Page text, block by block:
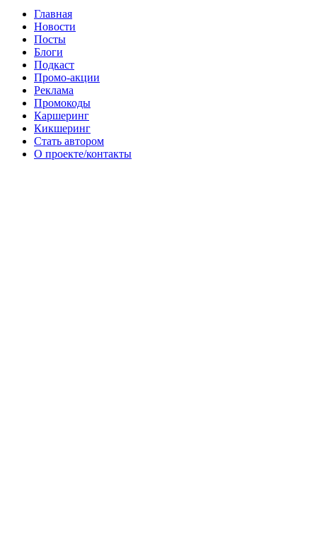
Главная
Новости
Посты
Блоги
Подкаст
Промо-акции
Реклама
Промокоды
Каршеринг
Кикшеринг
Стать автором
О проекте/контакты